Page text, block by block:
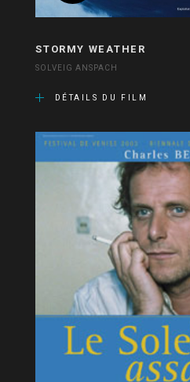
STORMY WEATHER
SOLVEIG ANSPACH
DÉTAILS DU FILM